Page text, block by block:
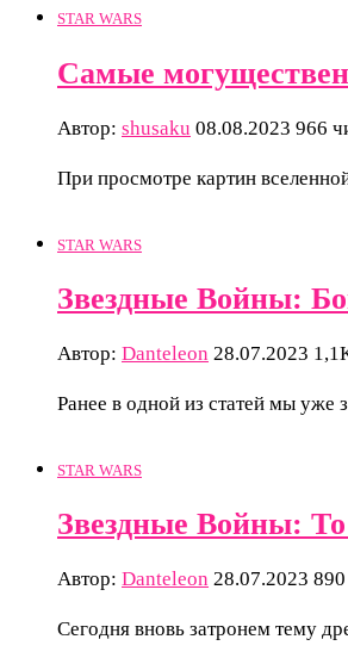
STAR WARS
Самые
Автор: shusaku 08.08.2023 966
При просмотре картин
STAR WARS
Звездные Войны:
Автор: Danteleon 28.07.2023
Ранее в одной из статей мы
STAR WARS
Звездные Войны:
Автор: Danteleon 28.07.2023
Сегодня вновь затронем тему